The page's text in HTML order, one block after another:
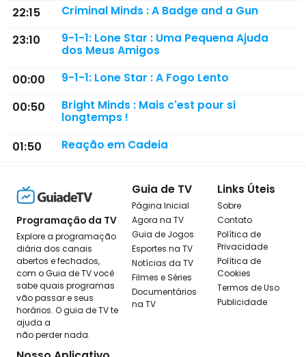
22:15 Criminal Minds : A Badge and a Gun
23:10
9-1-1: Lone Star : Uma Pequena Ajuda
dos Meus Amigos
00:00 9-1-1: Lone Star : A Fogo Lento
00:50
Bright Minds : Mais c'est pour si
longtemps !
01:50 Reação em Cadeia
Programação da TV
Explore a programação
diária dos canais
abertos e fechados,
com o Guia de TV você
sabe quais programas
vão passar e seus
horários. O guia de TV te
ajuda a
não perder nada.
Guia de TV
Página Inicial
Agora na TV
Guia de Jogos
Esportes na TV
Notícias da TV
Filmes e Séries
Documentários
na TV
Links Úteis
Sobre
Contato
Política de
Privacidade
Política de
Cookies
Termos de Uso
Publicidade